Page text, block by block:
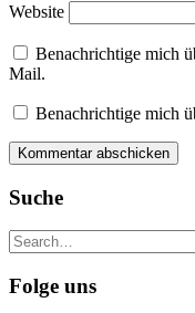
Website
Benachrichtige mich
Mail.
Benachrichtige mich
Suche
Folge uns